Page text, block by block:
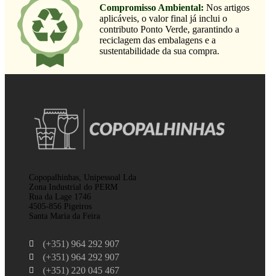
Compromisso Ambiental: Nos artigos
aplicáveis, o valor final já inclui o
contributo Ponto Verde, garantindo a
reciclagem das embalagens e a
sustentabilidade da sua compra.
Copopalhinhas, Unipessoal Lda
Zona Industrial do PERM
Rua da Lage 1746
4505-856 Pigeiros
Santa Maria da Feira
(+351) 964 292 907
(+351) 964 292 907
(+351) 220 045 467